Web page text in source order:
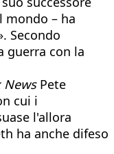
mondo – ha
Secondo
guerra con la
NewsPete
cui i
l'allora
ha anche difeso